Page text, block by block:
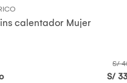
calentador Mujer
S/
S/